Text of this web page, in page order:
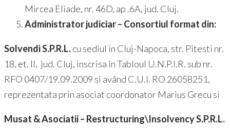
Mircea Eliade, nr. 46D, ap .6A, jud. Cluj.
Administrator judiciar – Consortiul format din:
Solvendi S.P.R.L.cu sediul in Cluj-Napoca, str. Pitesti nr.
18, et. II, jud. Cluj, inscrisa in Tabloul U.N.P.I.R. sub nr.
RFO 0407/19.09.2009 si având C.U.I. RO 26058251,
reprezentata prin asociat coordonator Marius Grecu si
Musat & Asociatii – Restructuring\Insolvency S.P.R.L.